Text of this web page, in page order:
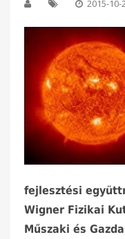
2015-10-
fejlesztési
Wigner Fizikai
Műszaki és